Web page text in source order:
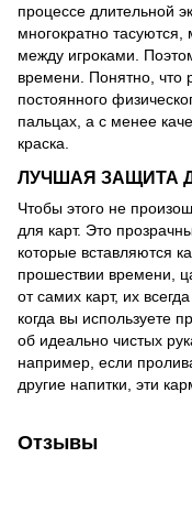
процессе длительной
многократно
между игроками.
времени. Понятно, что
постоянного
пальцах, а с менее
краска.
ЛУЧШАЯ ЗАЩИТА
Чтобы этого не
для карт. Это
которые вставляются
прошествии времени,
от самих карт, их
когда вы используете
об идеально чистых
например, если
другие напитки, эти
Отзывы